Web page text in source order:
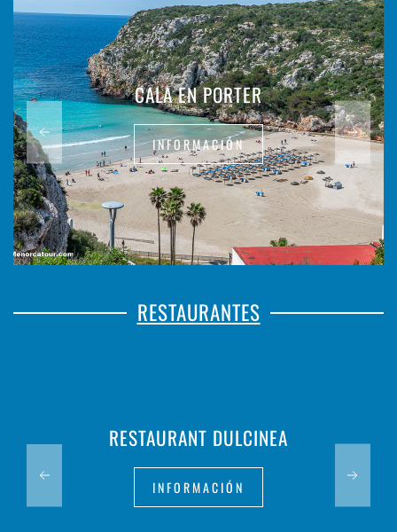
CALA EN PORTER
INFORMACIÓN
RESTAURANTES
RESTAURANT DULCINEA
INFORMACIÓN